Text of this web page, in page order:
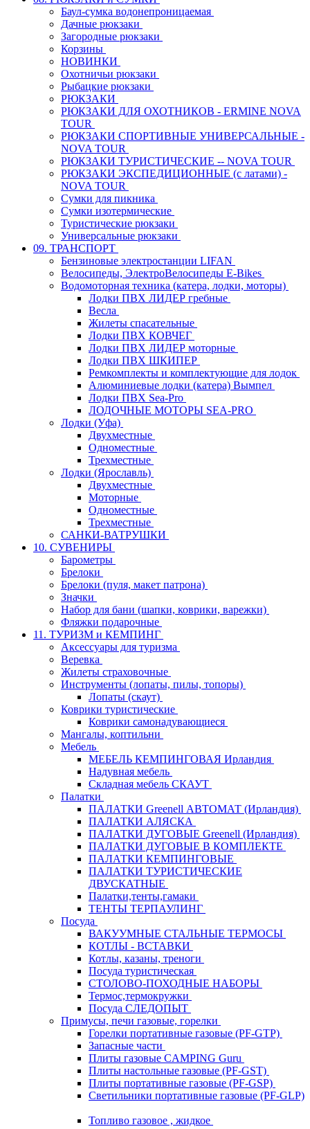
Баул-сумка водонепроницаемая
Дачные рюкзаки
Загородные рюкзаки
Корзины
НОВИНКИ
Охотничьи рюкзаки
Рыбацкие рюкзаки
РЮКЗАКИ
РЮКЗАКИ ДЛЯ ОХОТНИКОВ - ERMINE NOVA
TOUR
РЮКЗАКИ СПОРТИВНЫЕ УНИВЕРСАЛЬНЫЕ -
NOVA TOUR
РЮКЗАКИ ТУРИСТИЧЕСКИЕ -- NOVA TOUR
РЮКЗАКИ ЭКСПЕДИЦИОННЫЕ (с латами) -
NOVA TOUR
Сумки для пикника
Сумки изотермические
Туристические рюкзаки
Универсальные рюкзаки
09. ТРАНСПОРТ
Бензиновые электростанции LIFAN
Велосипеды, ЭлектроВелосипеды E-Bikes
Водомоторная техника (катера, лодки, моторы)
Лодки ПВХ ЛИДЕР гребные
Весла
Жилеты спасательные
Лодки ПВХ КОВЧЕГ
Лодки ПВХ ЛИДЕР моторные
Лодки ПВХ ШКИПЕР
Ремкомплекты и комплектующие для лодок
Алюминиевые лодки (катера) Вымпел
Лодки ПВХ Sea-Pro
ЛОДОЧНЫЕ МОТОРЫ SEA-PRO
Лодки (Уфа)
Двухместные
Одноместные
Трехместные
Лодки (Ярославль)
Двухместные
Моторные
Одноместные
Трехместные
САНКИ-ВАТРУШКИ
10. СУВЕНИРЫ
Барометры
Брелоки
Брелоки (пуля, макет патрона)
Значки
Набор для бани (шапки, коврики, варежки)
Фляжки подарочные
11. ТУРИЗМ и КЕМПИНГ
Аксессуары для туризма
Веревка
Жилеты страховочные
Инструменты (лопаты, пилы, топоры)
Лопаты (скаут)
Коврики туристические
Коврики самонадувающиеся
Мангалы, коптильни
Мебель
МЕБЕЛЬ КЕМПИНГОВАЯ Ирландия
Надувная мебель
Складная мебель СКАУТ
Палатки
ПАЛАТКИ Greenell АВТОМАТ (Ирландия)
ПАЛАТКИ АЛЯСКА
ПАЛАТКИ ДУГОВЫЕ Greenell (Ирландия)
ПАЛАТКИ ДУГОВЫЕ В КОМПЛЕКТЕ
ПАЛАТКИ КЕМПИНГОВЫЕ
ПАЛАТКИ ТУРИСТИЧЕСКИЕ
ДВУСКАТНЫЕ
Палатки,тенты,гамаки
ТЕНТЫ ТЕРПАУЛИНГ
Посуда
ВАКУУМНЫЕ СТАЛЬНЫЕ ТЕРМОСЫ
КОТЛЫ - ВСТАВКИ
Котлы, казаны, треноги
Посуда туристическая
СТОЛОВО-ПОХОДНЫЕ НАБОРЫ
Термос,термокружки
Посуда СЛЕДОПЫТ
Примусы, печи газовые, горелки
Горелки портативные газовые (PF-GTP)
Запасные части
Плиты газовые CAMPING Guru
Плиты настольные газовые (PF-GST)
Плиты портативные газовые (PF-GSP)
Светильники портативные газовые (PF-GLP)
Топливо газовое , жидкое